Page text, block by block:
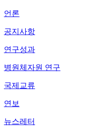
언론
공지사항
연구성과
병원체자원 연구
국제교류
연보
뉴스레터